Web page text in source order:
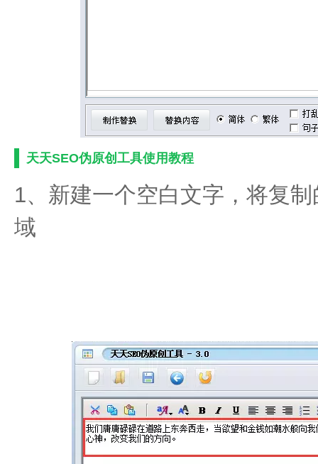
天天SEO伪原创工具使用教程
1、新建一个空白文字，将复
域